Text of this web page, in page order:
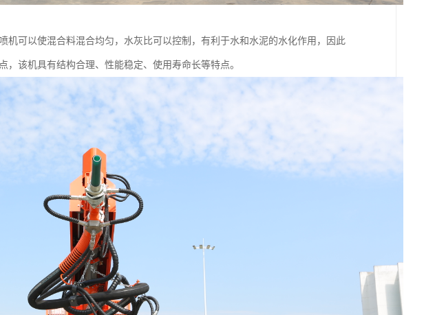
机可以使混合料混合均匀，水灰比可以控制，有利于水和水泥的水化作用，因此
该机具有结构合理、性能稳定、使用寿命长等特点。